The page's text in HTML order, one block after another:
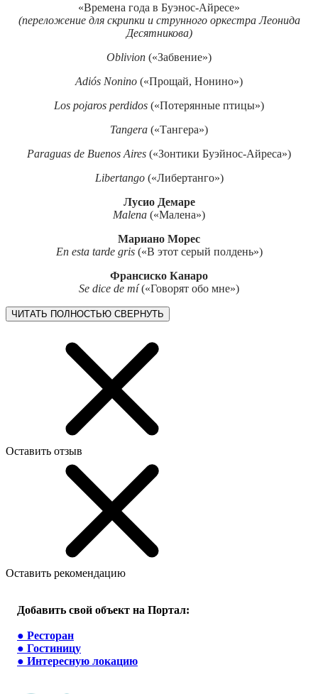
«Времена года в Буэнос-Айресе»
(переложение для скрипки и струнного оркестра Леонида
Десятникова)
Oblivion («Забвение»)
Adiós Nonino («Прощай, Нонино»)
Los pojaros perdidos («Потерянные птицы»)
Tangera («Тангера»)
Paraguas de Buenos Aires («Зонтики Буэйнос-Айреса»)
Libertango(«Либертанго»)
Лусио Демаре
Malena («Малена»)
Мариано Морес
En esta tarde gris(«В этот серый полдень»)
Франсиско Канаро
Se dice de mí(«Говорят обо мне»)
ЧИТАТЬ ПОЛНОСТЬЮ СВЕРНУТЬ
Оставить отзыв
Оставить рекомендацию
Добавить свой объект на Портал:
● Ресторан
● Гостиницу
● Интересную локацию